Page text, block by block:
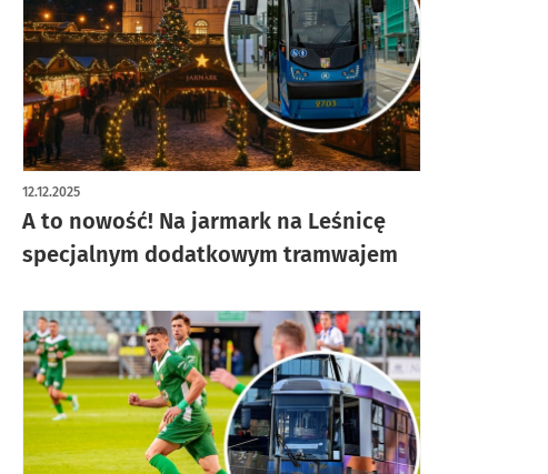
A to nowość! Na jarmark na Leśnicę
specjalnym dodatkowym tramwajem
12.12.2025